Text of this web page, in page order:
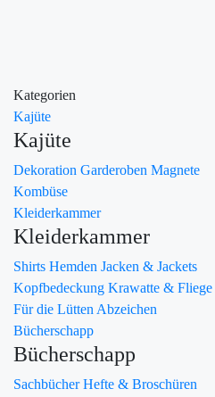
Kategorien
Kajüte
Kajüte
Dekoration Garderoben Magnete
Kombüse
Kleiderkammer
Kleiderkammer
Shirts Hemden Jacken & Jackets
Kopfbedeckung Krawatte & Fliege
Für die Lütten Abzeichen
Bücherschapp
Bücherschapp
SachbücherHefte & Broschüren